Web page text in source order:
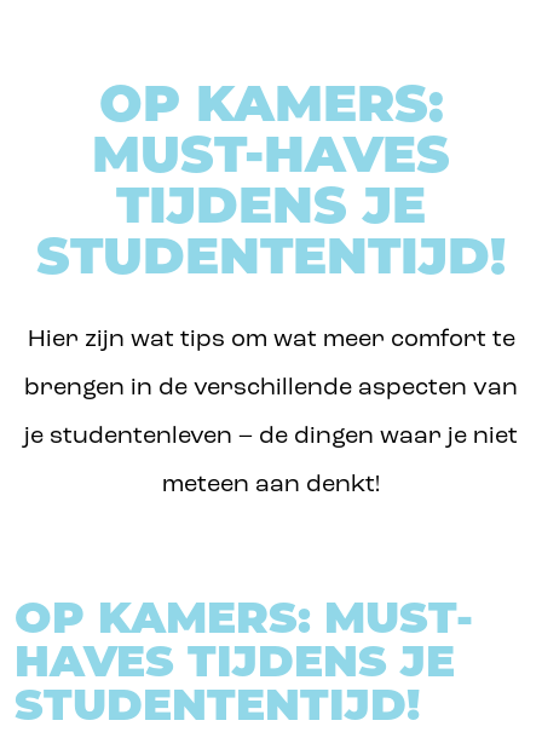
OP KAMERS:
MUST-HAVES
TIJDENS JE
STUDENTENTIJD!
Hier zijn wat tips om wat meer comfort te
brengen in de verschillende aspecten van
je studentenleven – de dingen waar je niet
meteen aan denkt!
OP KAMERS: MUST-
HAVES TIJDENS JE
STUDENTENTIJD!